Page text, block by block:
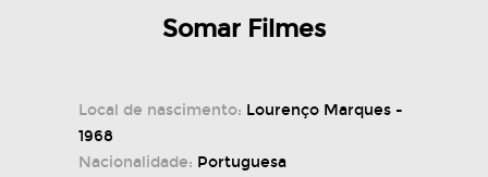
Somar Filmes
Local de nascimento: Lourenço Marques -
1968
Nacionalidade: Portuguesa